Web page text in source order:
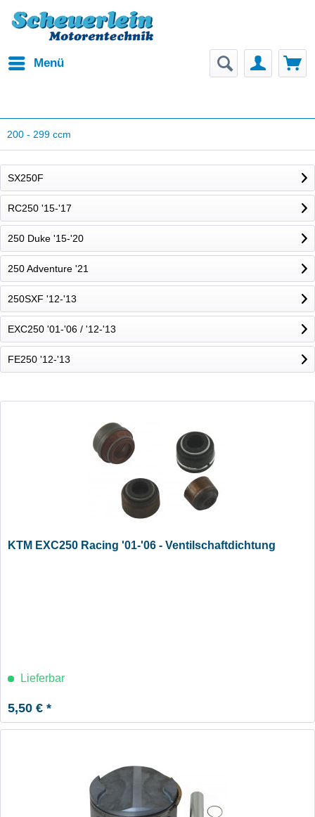
Menü
200 - 299 ccm
SX250F
RC250 '15-'17
250 Duke '15-'20
250 Adventure '21
250SXF '12-'13
EXC250 '01-'06 / '12-'13
FE250 '12-'13
KTM EXC250 Racing '01-'06 - Ventilschaftdichtung
Lieferbar
5,50 € *